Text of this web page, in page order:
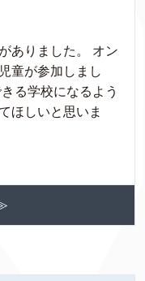
ありました。 オン
童が参加しまし
る学校になるよう
ほしいと思いま